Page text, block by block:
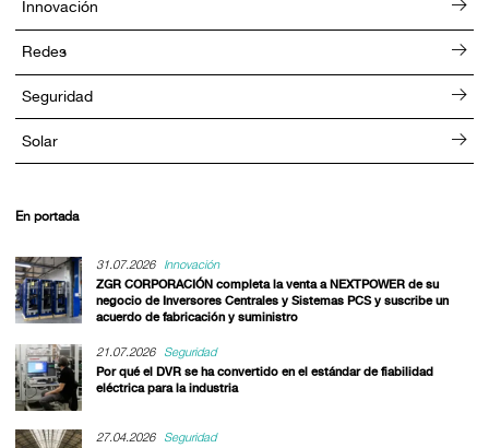
Innovación
Redes
Seguridad
Solar
En portada
31.07.2026
Innovación
ZGR CORPORACIÓN completa la venta a NEXTPOWER de su
negocio de Inversores Centrales y Sistemas PCS y suscribe un
acuerdo de fabricación y suministro
21.07.2026
Seguridad
Por qué el DVR se ha convertido en el estándar de fiabilidad
eléctrica para la industria
27.04.2026
Seguridad